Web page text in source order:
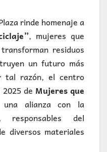
rinde homenaje a
, mujeres que
residuos
un futuro más
tal razón, el centro
de Mujeres que
una alianza con la
responsables del
diversos materiales